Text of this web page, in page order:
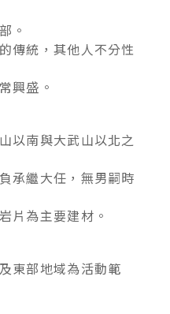
。
傳統，其他人不分性
興盛。
以南與大武山以北之
承繼大任，無男嗣時
片為主要建材。
東部地域為活動範